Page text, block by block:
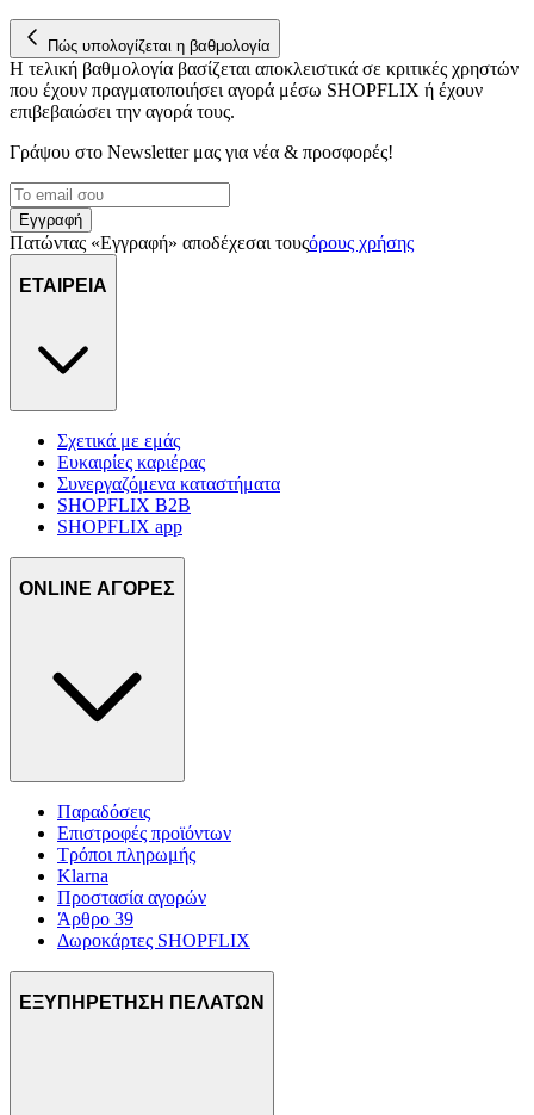
Πώς υπολογίζεται η βαθμολογία
Η τελική βαθμολογία βασίζεται αποκλειστικά σε κριτικές χρηστών
που έχουν πραγματοποιήσει αγορά μέσω SHOPFLIX ή έχουν
επιβεβαιώσει την αγορά τους.
Γράψου στο Νewsletter μας για νέα & προσφορές!
Εγγραφή
Πατώντας «Εγγραφή» αποδέχεσαι τουςόρους χρήσης
ΕΤΑΙΡΕΙΑ
Σχετικά με εμάς
Ευκαιρίες καριέρας
Συνεργαζόμενα καταστήματα
SHOPFLIX B2B
SHOPFLIX app
ONLINE ΑΓΟΡΕΣ
Παραδόσεις
Επιστροφές προϊόντων
Τρόποι πληρωμής
Klarna
Προστασία αγορών
Άρθρο 39
Δωροκάρτες SHOPFLIX
ΕΞΥΠΗΡΕΤΗΣΗ ΠΕΛΑΤΩΝ